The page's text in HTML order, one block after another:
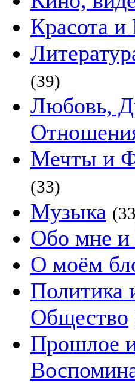
Красота
(39)
Любовь,
Мечты и
(33)
Музыка
Обо мне и
О моём
Политика
Общество
Прошлое